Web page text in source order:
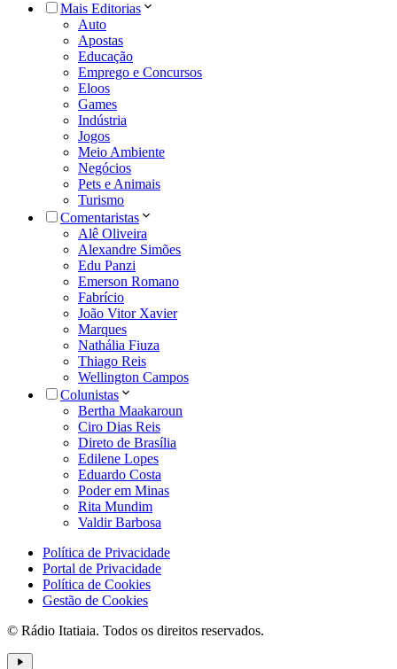
Mais Editorias
Auto
Apostas
Educação
Emprego e Concursos
Eloos
Games
Indústria
Jogos
Meio Ambiente
Negócios
Pets e Animais
Turismo
Comentaristas
Alê Oliveira
Alexandre Simões
Edu Panzi
Emerson Romano
Fabrício
João Vitor Xavier
Marques
Nathália Fiuza
Thiago Reis
Wellington Campos
Colunistas
Bertha Maakaroun
Ciro Dias Reis
Direto de Brasília
Edilene Lopes
Eduardo Costa
Poder em Minas
Rita Mundim
Valdir Barbosa
Política de Privacidade
Portal de Privacidade
Política de Cookies
Gestão de Cookies
© Rádio Itatiaia. Todos os direitos reservados.